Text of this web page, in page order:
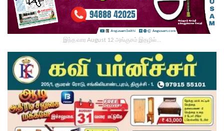
இந்த வார August 12 அங்குசம் இதழில்…